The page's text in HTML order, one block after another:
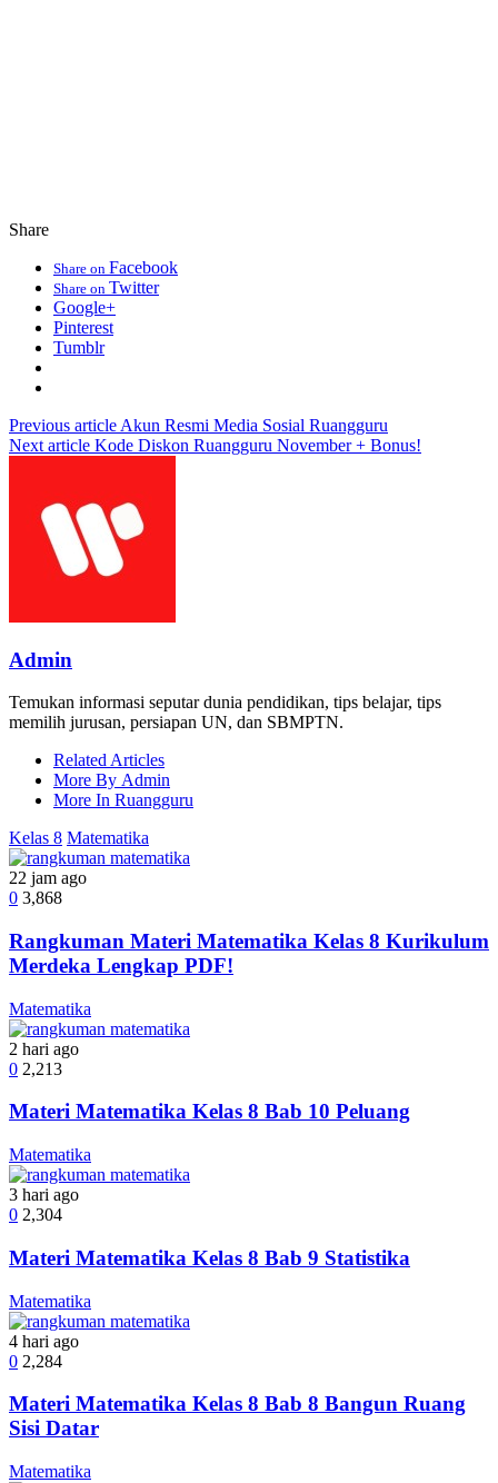
Share
Share on Facebook
Share on Twitter
Google+
Pinterest
Tumblr
Previous article Akun Resmi Media Sosial Ruangguru
Next article Kode Diskon Ruangguru November + Bonus!
Admin
Temukan informasi seputar dunia pendidikan, tips belajar, tips
memilih jurusan, persiapan UN, dan SBMPTN.
Related Articles
More By Admin
More In Ruangguru
Kelas 8 Matematika
22 jam ago
0 3,868
Rangkuman Materi Matematika Kelas 8 Kurikulum
Merdeka Lengkap PDF!
Matematika
2 hari ago
0 2,213
Materi Matematika Kelas 8 Bab 10 Peluang
Matematika
3 hari ago
0 2,304
Materi Matematika Kelas 8 Bab 9 Statistika
Matematika
4 hari ago
0 2,284
Materi Matematika Kelas 8 Bab 8 Bangun Ruang
Sisi Datar
Matematika